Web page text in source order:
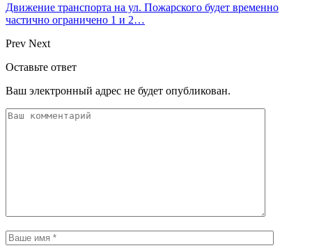
Движение транспорта на ул. Пожарского будет временно
частично ограничено 1 и 2…
Prev Next
Оставьте ответ
Ваш электронный адрес не будет опубликован.